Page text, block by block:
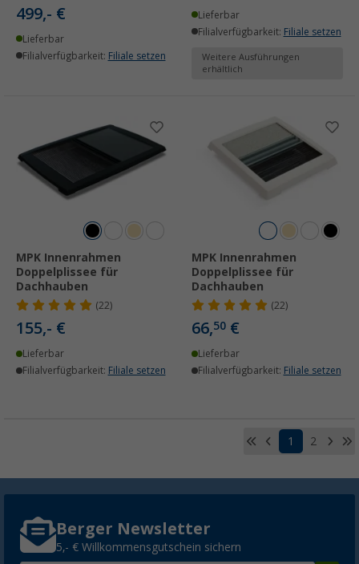
499,- €
Lieferbar
Filialverfügbarkeit: Filiale setzen
Lieferbar
Filialverfügbarkeit: Filiale setzen
Weitere Ausführungen
erhältlich
MPK Innenrahmen
Doppelplissee für
Dachhauben
(22)
155,- €
Lieferbar
Filialverfügbarkeit: Filiale setzen
MPK Innenrahmen
Doppelplissee für
Dachhauben
(22)
66,50 €
Lieferbar
Filialverfügbarkeit: Filiale setzen
1 2
Berger Newsletter
5,- € Willkommensgutschein sichern